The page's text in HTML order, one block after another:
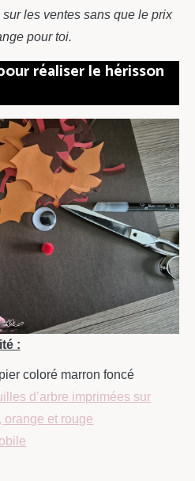
les ventes sans que le prix
pour toi.
réaliser le hérisson
:
coloré marron foncé
d’arbre imprimées sur
orange et rouge